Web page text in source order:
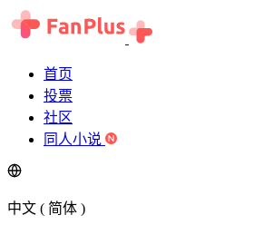
首页
投票
社区
同人小说
中文 ( 简体 )